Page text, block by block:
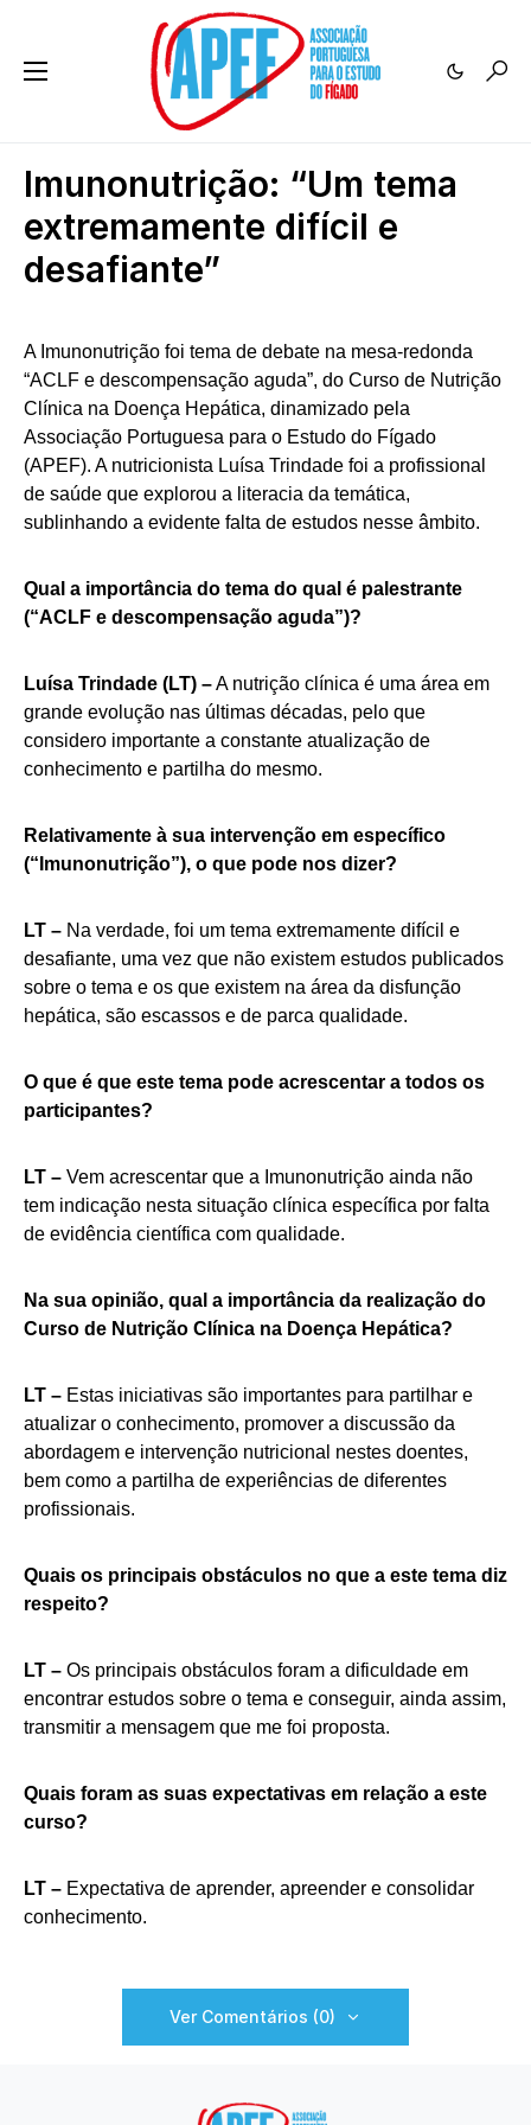
Imunonutrição: “Um tema
extremamente difícil e
desafiante”
A Imunonutrição foi tema de debate na mesa-redonda
“ACLF e descompensação aguda”, do Curso de Nutrição
Clínica na Doença Hepática, dinamizado pela
Associação Portuguesa para o Estudo do Fígado
(APEF). A nutricionista Luísa Trindade foi a profissional
de saúde que explorou a literacia da temática,
sublinhando a evidente falta de estudos nesse âmbito.
Qual a importância do tema do qual é palestrante
(“ACLF e descompensação aguda”)?
Luísa Trindade (LT) –A nutrição clínica é uma área em
grande evolução nas últimas décadas, pelo que
considero importante a constante atualização de
conhecimento e partilha do mesmo.
Relativamente à sua intervenção em específico
(“Imunonutrição”), o que pode nos dizer?
LT – Na verdade, foi um tema extremamente difícil e
desafiante, uma vez que não existem estudos publicados
sobre o tema e os que existem na área da disfunção
hepática, são escassos e de parca qualidade.
O que é que este tema pode acrescentar a todos os
participantes?
LT – Vem acrescentar que a Imunonutrição ainda não
tem indicação nesta situação clínica específica por falta
de evidência científica com qualidade.
Na sua opinião, qual a importância da realização do
Curso de Nutrição Clínica na Doença Hepática?
LT – Estas iniciativas são importantes para partilhar e
atualizar o conhecimento, promover a discussão da
abordagem e intervenção nutricional nestes doentes,
bem como a partilha de experiências de diferentes
profissionais.
Quais os principais obstáculos no que a este tema diz
respeito?
LT – Os principais obstáculos foram a dificuldade em
encontrar estudos sobre o tema e conseguir, ainda assim,
transmitir a mensagem que me foi proposta.
Quais foram as suas expectativas em relação a este
curso?
LT – Expectativa de aprender, apreender e consolidar
conhecimento.
Ver Comentários (0)